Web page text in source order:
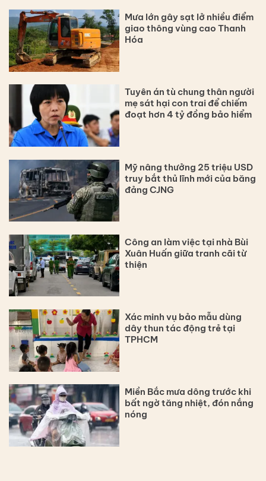
Mưa lớn gây sạt lở nhiều điểm
giao thông vùng cao Thanh
Hóa
Tuyên án tù chung thân người
mẹ sát hại con trai để chiếm
đoạt hơn 4 tỷ đồng bảo hiểm
Mỹ nâng thưởng 25 triệu USD
truy bắt thủ lĩnh mới của băng
đảng CJNG
Công an làm việc tại nhà Bùi
Xuân Huấn giữa tranh cãi từ
thiện
Xác minh vụ bảo mẫu dùng
dây thun tác động trẻ tại
TPHCM
Miền Bắc mưa dông trước khi
bất ngờ tăng nhiệt, đón nắng
nóng